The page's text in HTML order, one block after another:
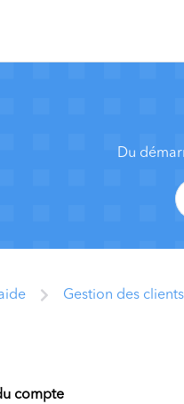
Du
Gestion des clients
compte